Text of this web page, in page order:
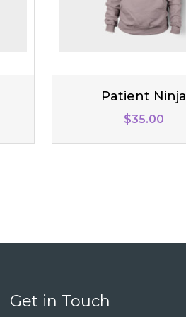
Patient Ninja
$35.00
Get in Touch